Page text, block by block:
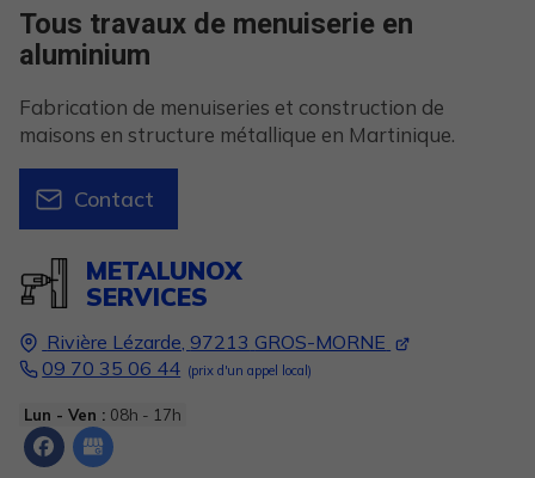
METALUNOX
SERVICES
Rivière Lézarde, 97213 GROS-MORNE
09 70 35 06 44
Lun - Ven : 08h - 17h
Tous travaux de menuiserie en
aluminium
Fabrication de menuiseries et construction de
maisons en structure métallique en Martinique.
Contact